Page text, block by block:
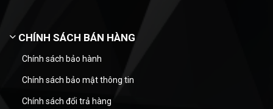
CHÍNH SÁCH BÁN HÀNG
Chính sách bảo hành
Chính sách bảo mật thông tin
Chính sách đổi trả hàng